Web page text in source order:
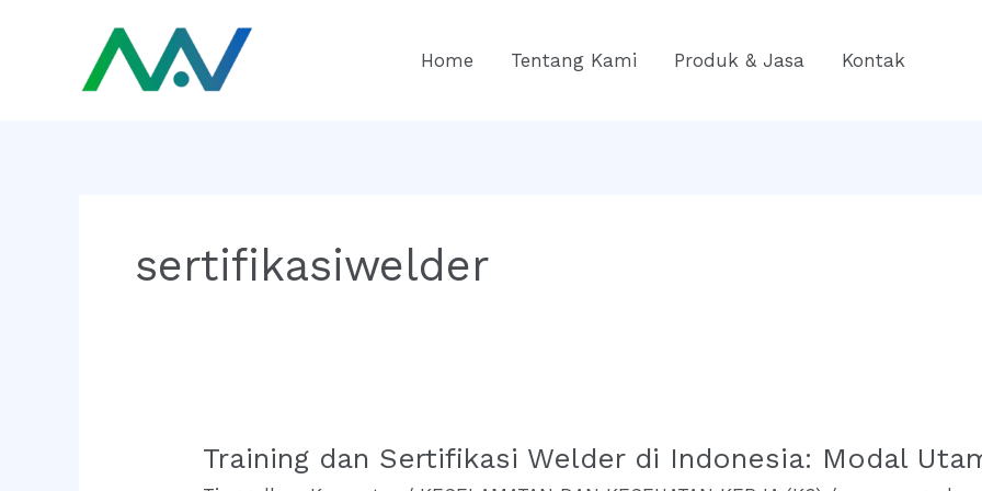
Home Tentang Kami Produk & Jasa Kontak
sertifikasiwelder
Training dan Sertifikasi Welder di Indonesia: Modal
Training
dan